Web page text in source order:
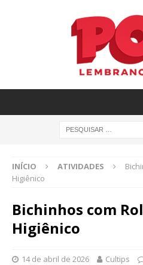
INÍCIO ATIVIDADES
Higiênico
Bichinhos com
Higiênico
14 de abril de 2026 Cultips